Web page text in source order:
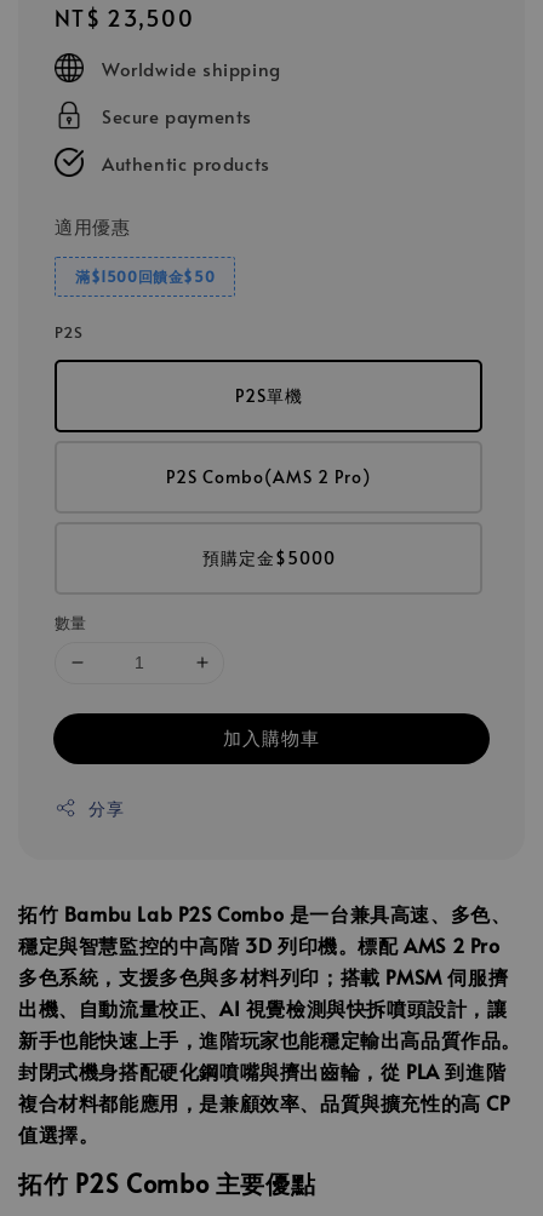
Regular
price
NT$ 23,500
Worldwide shipping
Secure payments
Authentic products
適用優惠
滿$1500回饋金$50
P2S
P2S單機
P2S Combo(AMS 2 Pro)
預購定金$5000
數量
加入購物車
分享
拓竹 Bambu Lab P2S Combo 是一台兼具高速、多色、
穩定與智慧監控的中高階 3D 列印機。標配 AMS 2 Pro
多色系統，支援多色與多材料列印；搭載 PMSM 伺服擠
出機、自動流量校正、AI 視覺檢測與快拆噴頭設計，讓
新手也能快速上手，進階玩家也能穩定輸出高品質作品。
封閉式機身搭配硬化鋼噴嘴與擠出齒輪，從 PLA 到進階
複合材料都能應用，是兼顧效率、品質與擴充性的高 CP
值選擇。
拓竹 P2S Combo 主要優點